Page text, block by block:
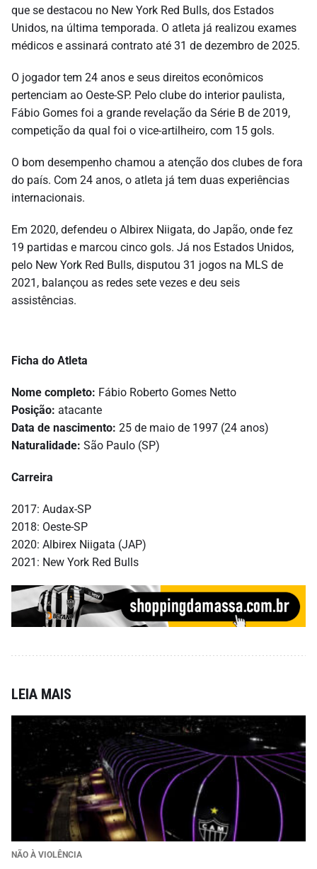
que se destacou no New York Red Bulls, dos Estados
Unidos, na última temporada. O atleta já realizou exames
médicos e assinará contrato até 31 de dezembro de 2025.
O jogador tem 24 anos e seus direitos econômicos
pertenciam ao Oeste-SP. Pelo clube do interior paulista,
Fábio Gomes foi a grande revelação da Série B de 2019,
competição da qual foi o vice-artilheiro, com 15 gols.
O bom desempenho chamou a atenção dos clubes de fora
do país. Com 24 anos, o atleta já tem duas experiências
internacionais.
Em 2020, defendeu o Albirex Niigata, do Japão, onde fez
19 partidas e marcou cinco gols. Já nos Estados Unidos,
pelo New York Red Bulls, disputou 31 jogos na MLS de
2021, balançou as redes sete vezes e deu seis
assistências.
Ficha do Atleta
Nome completo: Fábio Roberto Gomes Netto
Posição: atacante
Data de nascimento: 25 de maio de 1997 (24 anos)
Naturalidade: São Paulo (SP)
Carreira
2017: Audax-SP
2018: Oeste-SP
2020: Albirex Niigata (JAP)
2021: New York Red Bulls
LEIA MAIS
NÃO À VIOLÊNCIA